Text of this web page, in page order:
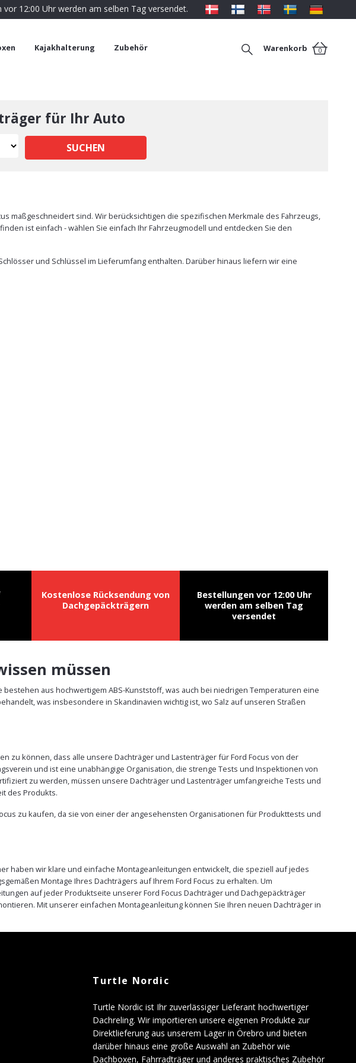
vor 12:00 Uhr werden am selben Tag versendet.
Kajakhalterung Zubehör Warenkorb 0
für Ihr Auto
SUCHEN
maßgeschneidert sind. Wir berücksichtigen die spezifischen Merkmale des Fahrzeugs,
ist einfach - wählen Sie einfach Ihr Fahrzeugmodell und entdecken Sie den
und Schlüssel im Lieferumfang enthalten. Darüber hinaus liefern wir eine
Kostenlose Rücksendung von
Dachgepäckträgern
Bestellungen vor 12:00 Uhr
werden am selben Tag
versendet
müssen
aus hochwertigem ABS-Kunststoff, was auch bei niedrigen Temperaturen eine
was insbesondere in Skandinavien wichtig ist, wo Salz auf unseren Straßen
zu können, dass alle unsere Dachträger und Lastenträger für Ford Focus von der
und ist eine unabhängige Organisation, die strenge Tests und Inspektionen von
zu werden, müssen unsere Dachträger und Lastenträger umfangreiche Tests und
des Produkts.
zu kaufen, da sie von einer der angesehensten Organisationen für Produkttests und
haben wir klare und einfache Montageanleitungen entwickelt, die speziell auf jedes
Montage Ihres Dachträgers auf Ihrem Ford Focus zu erhalten. Um
auf jeder Produktseite unserer Ford Focus Dachträger und Dachgepäckträger
Mit unserer einfachen Montageanleitung können Sie Ihren neuen Dachträger in
Turtle Nordic
Turtle Nordic ist Ihr zuverlässiger Lieferant hochwertiger
Dachreling. Wir importieren unsere eigenen Produkte zur
Direktlieferung aus unserem Lager in Örebro und bieten
darüber hinaus eine große Auswahl an Zubehör wie
Dachboxen, Fahrradträger und anderes praktisches Zubehör